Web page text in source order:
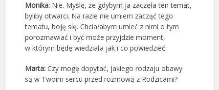
Monika: Nie. Myślę, że gdybym ja zaczęła ten temat,
byliby otwarci. Na razie nie umiem zacząć tego
tematu, boję się. Chciałabym umieć z nimi o tym
porozmawiać i być może przyjdzie moment,
w którym będę wiedziała jak i co powiedzieć.
Marta:Czy mogę dopytać, jakiego rodzaju obawy
są w Twoim sercu przed rozmową z Rodzicami?